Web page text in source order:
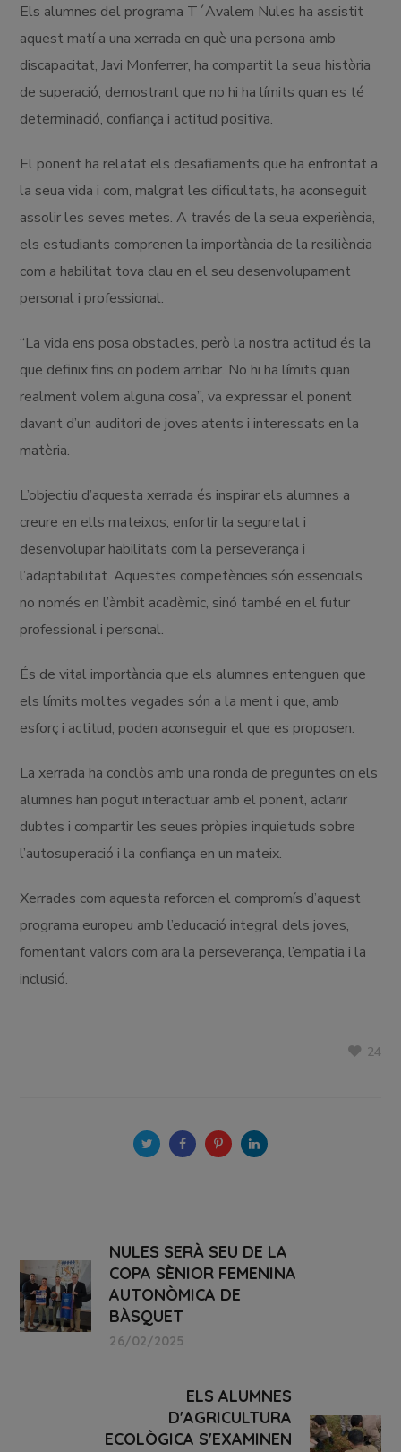
Els alumnes del programa T´Avalem Nules ha assistit
aquest matí a una xerrada en què una persona amb
discapacitat, Javi Monferrer, ha compartit la seua història
de superació, demostrant que no hi ha límits quan es té
determinació, confiança i actitud positiva.
El ponent ha relatat els desafiaments que ha enfrontat a
la seua vida i com, malgrat les dificultats, ha aconseguit
assolir les seves metes. A través de la seua experiència,
els estudiants comprenen la importància de la resiliència
com a habilitat tova clau en el seu desenvolupament
personal i professional.
“La vida ens posa obstacles, però la nostra actitud és la
que definix fins on podem arribar. No hi ha límits quan
realment volem alguna cosa”, va expressar el ponent
davant d’un auditori de joves atents i interessats en la
matèria.
L’objectiu d’aquesta xerrada és inspirar els alumnes a
creure en ells mateixos, enfortir la seguretat i
desenvolupar habilitats com la perseverança i
l’adaptabilitat. Aquestes competències són essencials
no només en l’àmbit acadèmic, sinó també en el futur
professional i personal.
És de vital importància que els alumnes entenguen que
els límits moltes vegades són a la ment i que, amb
esforç i actitud, poden aconseguir el que es proposen.
La xerrada ha conclòs amb una ronda de preguntes on els
alumnes han pogut interactuar amb el ponent, aclarir
dubtes i compartir les seues pròpies inquietuds sobre
l’autosuperació i la confiança en un mateix.
Xerrades com aquesta reforcen el compromís d’aquest
programa europeu amb l’educació integral dels joves,
fomentant valors com ara la perseverança, l’empatia i la
inclusió.
24
NULES SERÀ SEU DE LA
COPA SÈNIOR FEMENINA
AUTONÒMICA DE
BÀSQUET
26/02/2025
ELS ALUMNES
D'AGRICULTURA
ECOLÒGICA S'EXAMINEN